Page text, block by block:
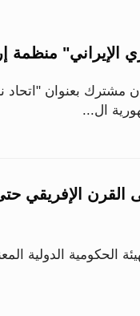
منظمة
في بيان مشترك بعنوان
ال...
الإفريقي
الحكومية الدولية